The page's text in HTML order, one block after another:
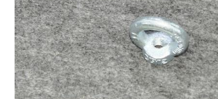
LIDER, il existe deux tailles de trous dans le
plancher:les petits 10,5 x 30les grands 12,5 x 35Nous
avons developpé pour les grands une sangle de roue
spécifique : Sangle roue LIDERPour les petits, le trou
de 10,5 ne permet pas de proposer un crochet assez
solide par rapport à la capacité de la sangle.Nous vous
proposons donc l'utilisation de ce petit anneau amovible
qui permet de passer le crochet des sangles de